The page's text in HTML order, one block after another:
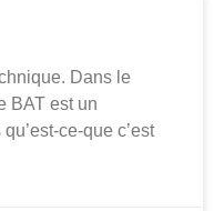
Dans le
BAT est un
ce-que c’est